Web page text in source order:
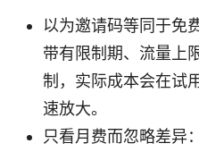
以为邀请码等同于免
带有限制期、流量上
制，实际成本会在试
速放大。
只看月费而忽略差异